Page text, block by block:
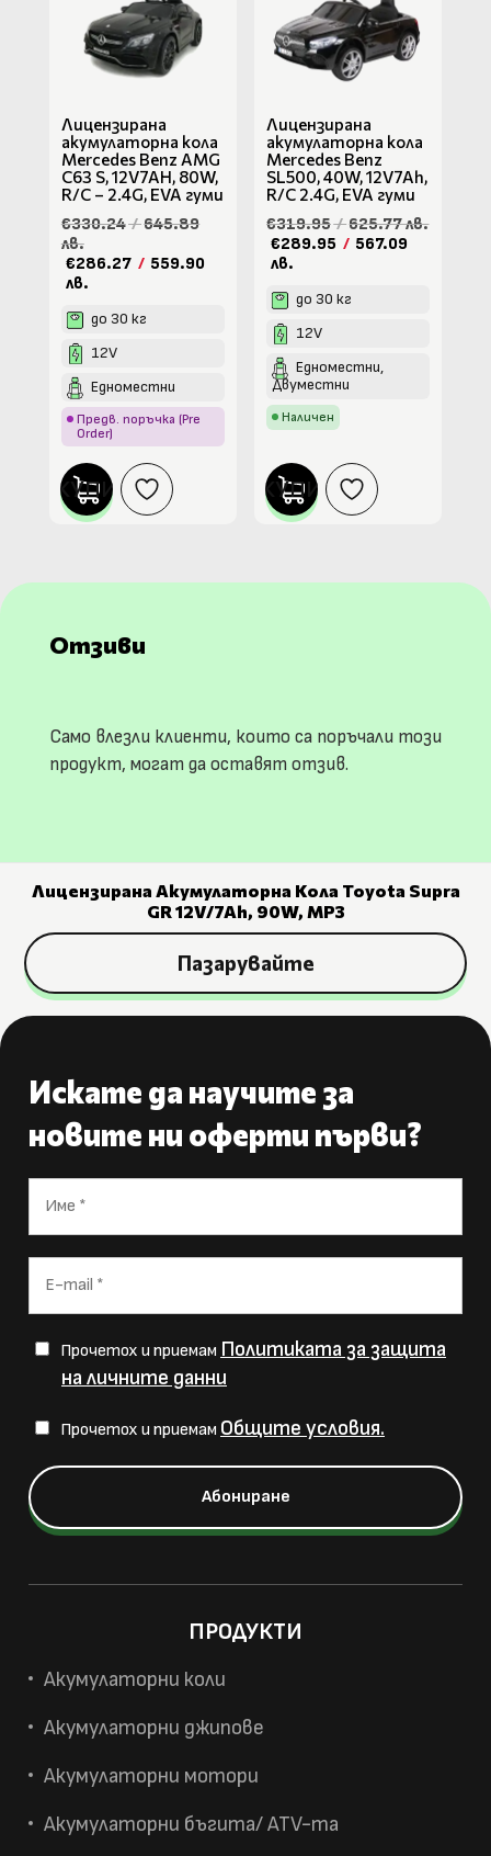
Лицензирана
акумулаторна кола
Mercedes Benz AMG
C63 S, 12V7AH, 80W,
R/C – 2.4G, EVA гуми
€330.24/645.89
лв.
€286.27 / 559.90
лв.
до 30 кг
12V
Едноместни
Предв. поръчка (Pre
Order)
КУПИ
Лицензирана
акумулаторна кола
Mercedes Benz
SL500, 40W, 12V7Ah,
R/C 2.4G, EVA гуми
€319.95/625.77 лв.
€289.95 / 567.09
лв.
до 30 кг
12V
Едноместни,
Двуместни
Наличен
КУПИ
Отзиви
Само влезли клиенти, които са поръчали този
продукт, могат да оставят отзив.
Лицензирана Акумулаторна Кола Toyota Supra
GR 12V/7Ah, 90W, MP3
Пазарувайте
Искате да научите за
новите ни оферти първи?
Прочетох и приемам Политиката за защита
на личните данни
Прочетох и приемам Общите условия.
ПРОДУКТИ
Акумулаторни коли
Акумулаторни джипове
Акумулаторни мотори
Акумулаторни бъгита/ ATV-та